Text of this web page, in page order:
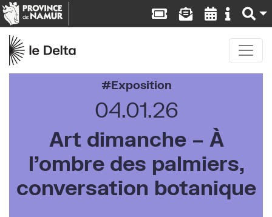
Exposition
04.01.26
Art dimanche – À
l’ombre des palmiers,
conversation botanique